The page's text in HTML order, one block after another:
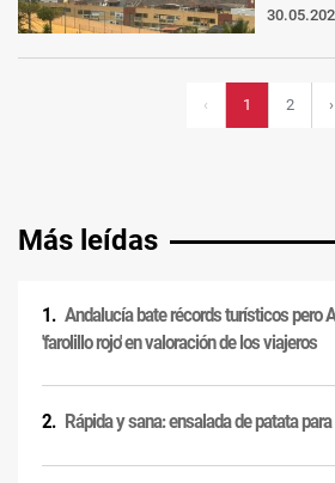
‹ 1 2 ›
Más leídas
Andalucía bate récords turísticos pero
'farolillo rojo' en valoración de los viajeros
Rápida y sana: ensalada de patata